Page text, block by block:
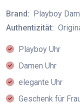
Brand: Playboy
Authentizität:
Playboy Uhr
Damen Uhr
elegante Uhr
Geschenk für